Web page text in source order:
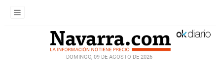
DOMINGO, 09 DE AGOSTO DE 2026